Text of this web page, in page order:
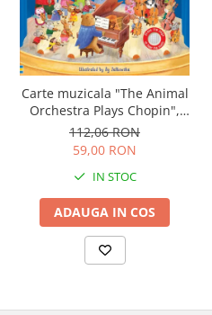
Carte muzicala "The Animal
Orchestra Plays Chopin",
cartonata, Usborne
112,06 RON
59,00 RON
IN STOC
ADAUGA IN COS